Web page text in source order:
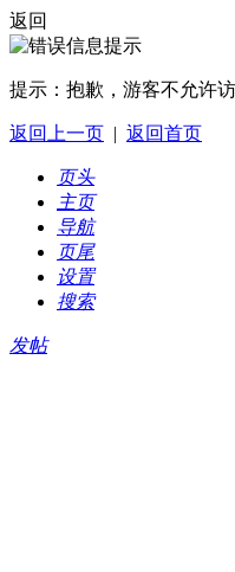
返回
提示： 抱歉，游客不允许
返回上一页 | 返回首页
页头
主页
导航
页尾
设置
搜索
发帖